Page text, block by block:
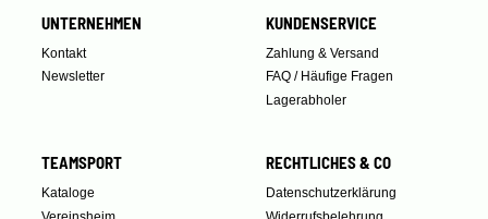
UNTERNEHMEN
Kontakt
Newsletter
KUNDENSERVICE
Zahlung & Versand
FAQ / Häufige Fragen
Lagerabholer
TEAMSPORT
Kataloge
RECHTLICHES & CO
Datenschutzerklärung